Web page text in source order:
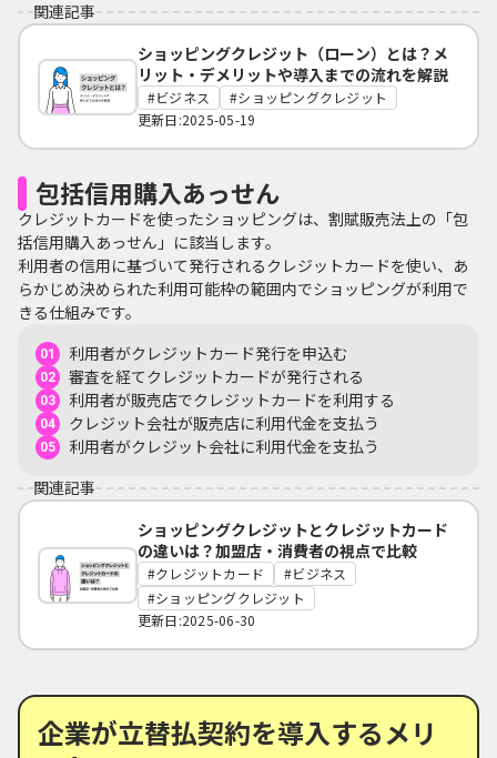
関連記事
ショッピングクレジット（ローン）とは？メ
リット・デメリットや導入までの流れを解説
ビジネス
ショッピングクレジット
更新日:2025-05-19
包括信用購入あっせん
クレジットカードを使ったショッピングは、割賦販売法上の「包
括信用購入あっせん」に該当します。
利用者の信用に基づいて発行されるクレジットカードを使い、あ
らかじめ決められた利用可能枠の範囲内でショッピングが利用で
きる仕組みです。
利用者がクレジットカード発行を申込む
審査を経てクレジットカードが発行される
利用者が販売店でクレジットカードを利用する
クレジット会社が販売店に利用代金を支払う
利用者がクレジット会社に利用代金を支払う
関連記事
ショッピングクレジットとクレジットカード
の違いは？加盟店・消費者の視点で比較
クレジットカード
ビジネス
ショッピングクレジット
更新日:2025-06-30
企業が立替払契約を導入するメリ